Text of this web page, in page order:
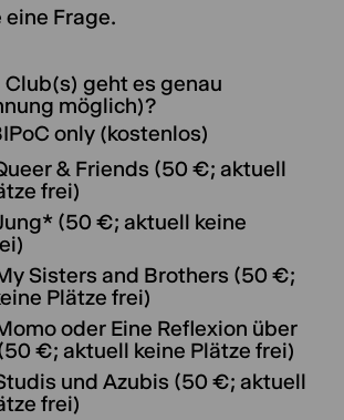
eine Frage.
geht es genau
möglich)?
only (kostenlos)
& Friends (50 €; aktuell
frei)
(50 €; aktuell keine
Sisters and Brothers (50 €;
Plätze frei)
oder Eine Reflexion über
€; aktuell keine Plätze frei)
und Azubis (50 €; aktuell
frei)